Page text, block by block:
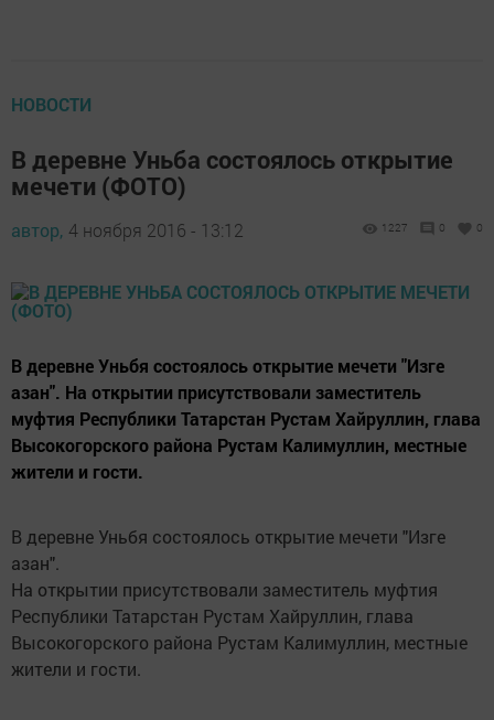
НОВОСТИ
В деревне Уньба состоялось открытие
мечети (ФОТО)
автор, 4 ноября 2016 - 13:12 1227 0 0
В деревне Уньбя состоялось открытие мечети "Изге
азан". На открытии присутствовали заместитель
муфтия Республики Татарстан Рустам Хайруллин, глава
Высокогорского района Рустам Калимуллин, местные
жители и гости.
В деревне Уньбя состоялось открытие мечети "Изге
азан".
На открытии присутствовали заместитель муфтия
Республики Татарстан Рустам Хайруллин, глава
Высокогорского района Рустам Калимуллин, местные
жители и гости.